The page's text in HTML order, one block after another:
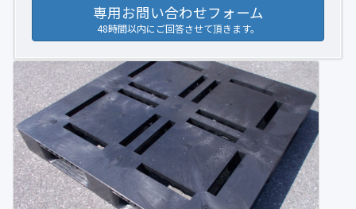
専用お問い合わせフォーム
48時間以内にご回答させて頂きます。